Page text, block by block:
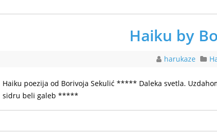
Haiku by
harukaze
Haiku poezija od Borivoja Sekulić ***** Daleka svetla.
sidru beli galeb *****